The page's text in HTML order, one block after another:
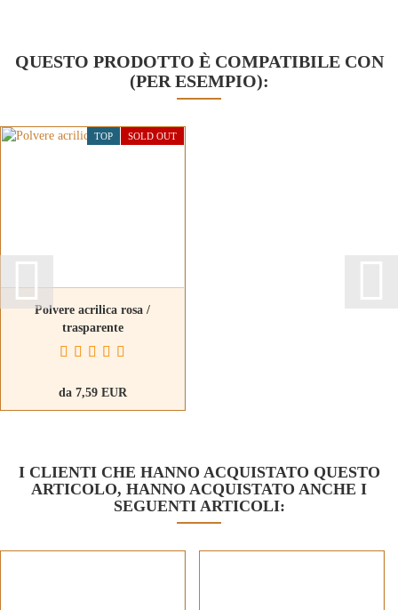
QUESTO PRODOTTO È COMPATIBILE CON
(PER ESEMPIO):
TOP SOLD OUT
Polvere acrilica rosa /
trasparente
da 7,59 EUR
I CLIENTI CHE HANNO ACQUISTATO QUESTO
ARTICOLO, HANNO ACQUISTATO ANCHE I
SEGUENTI ARTICOLI: